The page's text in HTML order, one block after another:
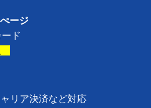
ージ
ド
リア決済など対応